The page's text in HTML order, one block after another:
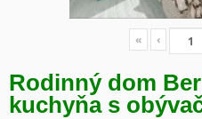
« ‹
Rodinný dom
kuchyňa s